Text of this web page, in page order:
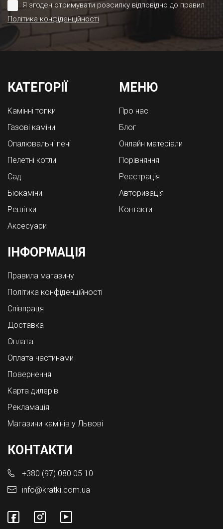
Я згоден отримувати розсилку відповідно до правил
Політика конфіденційності
КАТЕГОРІЇ
Камінні топки
Газові каміни
Опалювальні печі
Пелетні котли
Cад
Біокаміни
Решітки
Аксесуари
МЕНЮ
Про нас
Блог
Онлайн матеріали
Порівняння
Реєстрація
Авторизація
Контакти
ІНФОРМАЦІЯ
Правила магазину
Політика конфіденційності
Співпраця
Доставка
Оплата
Оплата частинами
Повернення
Карта дилерів
Рекламація
Магазини камінів у Львові
КОНТАКТИ
+380 (97) 080 05 10
info@kratki.com.ua